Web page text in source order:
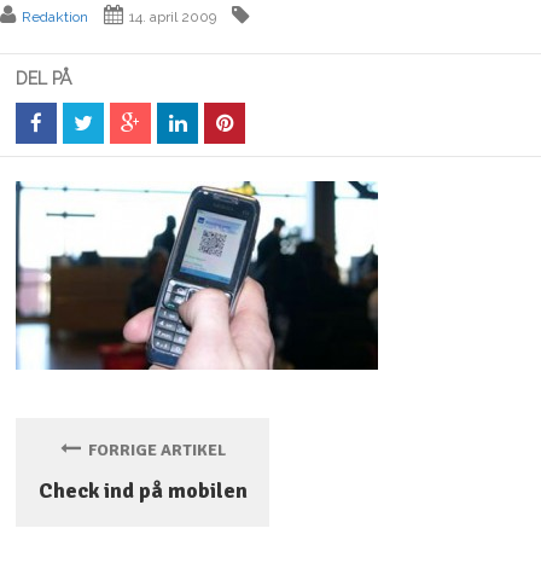
Redaktion 14. april 2009
DEL PÅ
FORRIGE ARTIKEL
Check ind på mobilen